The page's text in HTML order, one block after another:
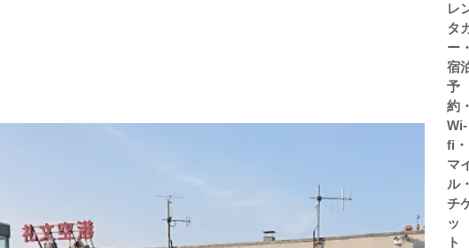
レ
タ
ー
宿
予
約
Wi-
fi・
マ
ル
チ
ッ
ト